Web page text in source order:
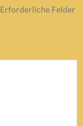
Erforderliche Felder